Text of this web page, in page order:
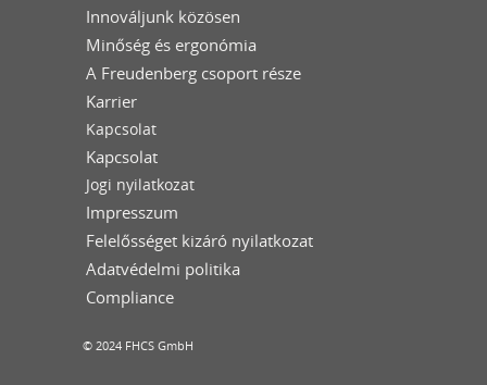
Innováljunk közösen
Minőség és ergonómia
A Freudenberg csoport része
Karrier
Kapcsolat
Kapcsolat
Jogi nyilatkozat
Impresszum
Felelősséget kizáró nyilatkozat
Adatvédelmi politika
Compliance
© 2024 FHCS GmbH